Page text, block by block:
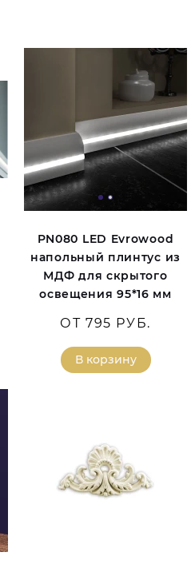
PN080 LED Evrowood
напольный плинтус из
МДФ для скрытого
освещения 95*16 мм
ОТ 795 РУБ.
В корзину